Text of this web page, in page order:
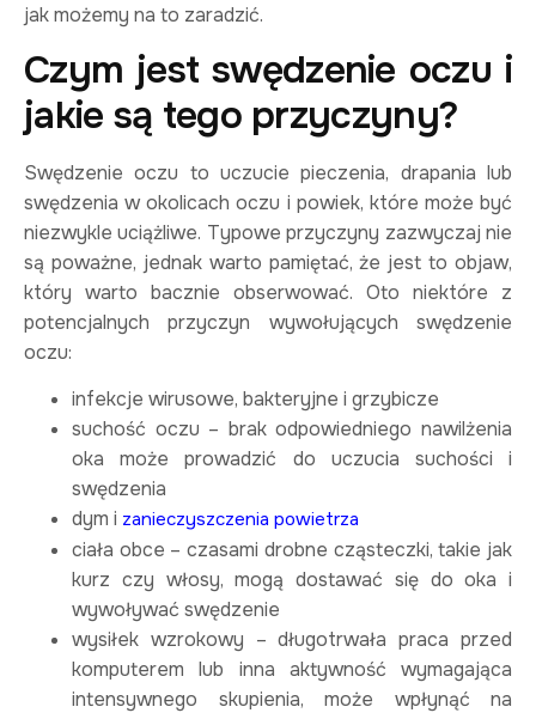
jak możemy na to zaradzić.
Czym jest swędzenie oczu i
jakie są tego przyczyny?
Swędzenie oczu to uczucie pieczenia, drapania lub
swędzenia w okolicach oczu i powiek, które może być
niezwykle uciążliwe. Typowe przyczyny zazwyczaj nie
są poważne, jednak warto pamiętać, że jest to objaw,
który warto bacznie obserwować. Oto niektóre z
potencjalnych przyczyn wywołujących swędzenie
oczu:
infekcje wirusowe, bakteryjne i grzybicze
suchość oczu – brak odpowiedniego nawilżenia
oka może prowadzić do uczucia suchości i
swędzenia
dym i zanieczyszczenia powietrza
ciała obce – czasami drobne cząsteczki, takie jak
kurz czy włosy, mogą dostawać się do oka i
wywoływać swędzenie
wysiłek wzrokowy – długotrwała praca przed
komputerem lub inna aktywność wymagająca
intensywnego skupienia, może wpłynąć na